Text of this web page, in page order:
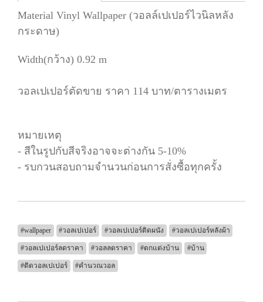
Material Vinyl Wallpaper (วอลล์เปเปอร์ไวนิลหลัง
กระดาษ)
Width(กว้าง) 0.92 m
วอลเปเปอร์ตัดขาย ราคา 114 บาท/ตารางเมตร
หมายเหตุ
- สีในรูปกับสีจริงอาจจะต่างกัน 5-10%
- รบกวนสอบถามจำนวนก่อนการสั่งซื้อทุกครั้ง
#wallpaper #วอลเปเปอร์ #วอลเปเปอร์ติดผนัง #วอลเปเปอร์หลังผ้า
#วอลเปเปอร์ลดราคา #วอลลดราคา #ตกแต่งบ้าน #บ้าน
#ติดวอลเปเปอร์ #คำนวณวอล